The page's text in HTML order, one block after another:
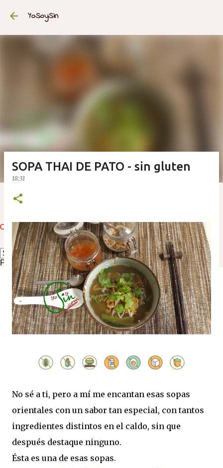
YoSoySin
Click here to translate the blog to your language:
↓ ↓ ↓ ↓
Powered by Translate
SOPA THAI DE PATO - sin gluten
18:31
No sé a ti, pero a mí me encantan esas sopas
orientales con un sabor tan especial, con tantos
ingredientes distintos en el caldo, sin que
después destaque ninguno.
Ésta es una de esas sopas.